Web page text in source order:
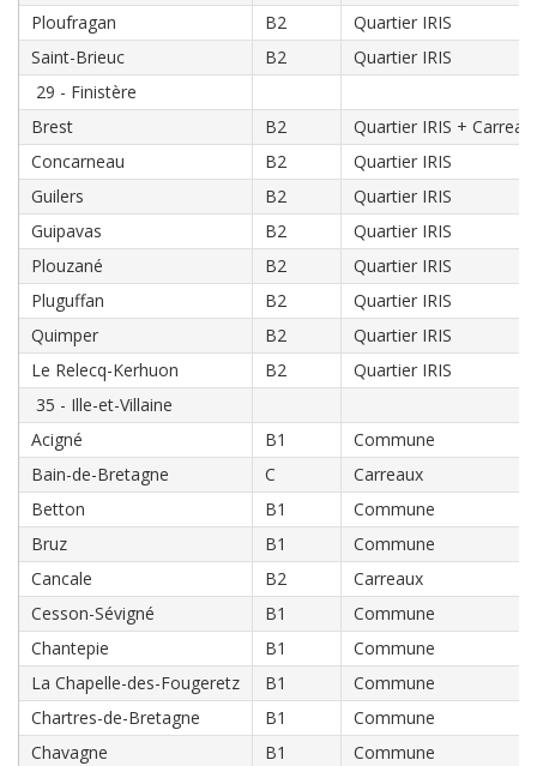
Ploufragan
B2
Quartier IRIS
Saint-Brieuc
B2
Quartier IRIS
29 - Finistère
Brest
B2
Quartier IRIS +
Concarneau
B2
Quartier IRIS
Guilers
B2
Quartier IRIS
Guipavas
B2
Quartier IRIS
Plouzané
B2
Quartier IRIS
Pluguffan
B2
Quartier IRIS
Quimper
B2
Quartier IRIS
Le Relecq-Kerhuon
B2
Quartier IRIS
35 - Ille-et-Villaine
Acigné
B1
Commune
Bain-de-Bretagne
C
Carreaux
Betton
B1
Commune
Bruz
B1
Commune
Cancale
B2
Carreaux
Cesson-Sévigné
B1
Commune
Chantepie
B1
Commune
La Chapelle-des-Fougeretz
B1
Commune
Chartres-de-Bretagne
B1
Commune
Chavagne
B1 Commune